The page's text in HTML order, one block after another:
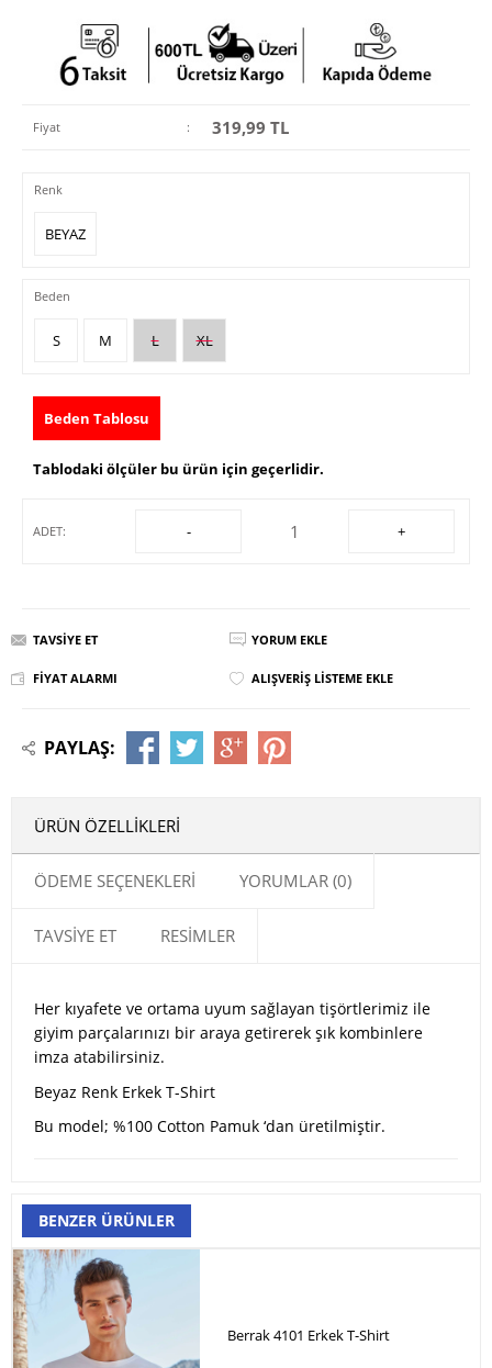
Fiyat : 319,99 TL
Renk
BEYAZ
Beden
S M L XL
Beden Tablosu
Tablodaki ölçüler bu ürün için geçerlidir.
ADET: - +
TAVSIYE ET YORUM EKLE
FIYAT ALARMI ALIŞVERIŞ LISTEME EKLE
PAYLAŞ:
ÜRÜN ÖZELLIKLERI
ÖDEME SEÇENEKLERI YORUMLAR (0)
TAVSIYE ET RESIMLER
Her kıyafete ve ortama uyum sağlayan tişörtlerimiz ile
giyim parçalarınızı bir araya getirerek şık kombinlere
imza atabilirsiniz.
Beyaz Renk Erkek T-Shirt
Bu model; %100 Cotton Pamuk ‘dan üretilmiştir.
BENZER ÜRÜNLER
Berrak 4101 Erkek T-Shirt